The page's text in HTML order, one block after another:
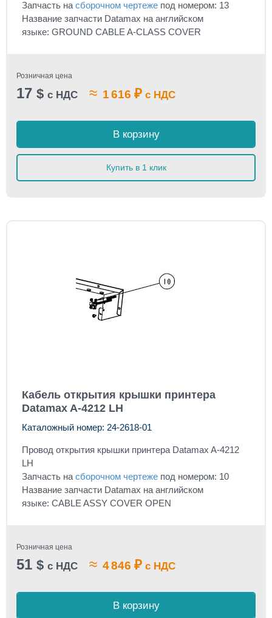
Запчасть на сборочном чертеже под номером: 13
Название запчасти Datamax на английском
языке: GROUND CABLE A-CLASS COVER
Розничная цена
17 $ с НДС ≈ 1 616 ₽ с НДС
В корзину
Купить в 1 клик
Кабель открытия крышки принтера
Datamax A-4212 LH
Каталожный номер: 24-2618-01
Провод открытия крышки принтера Datamax A-4212
LH
Запчасть на сборочном чертеже под номером: 10
Название запчасти Datamax на английском
языке: CABLE ASSY COVER OPEN
Розничная цена
51 $ с НДС ≈ 4 846 ₽ с НДС
В корзину